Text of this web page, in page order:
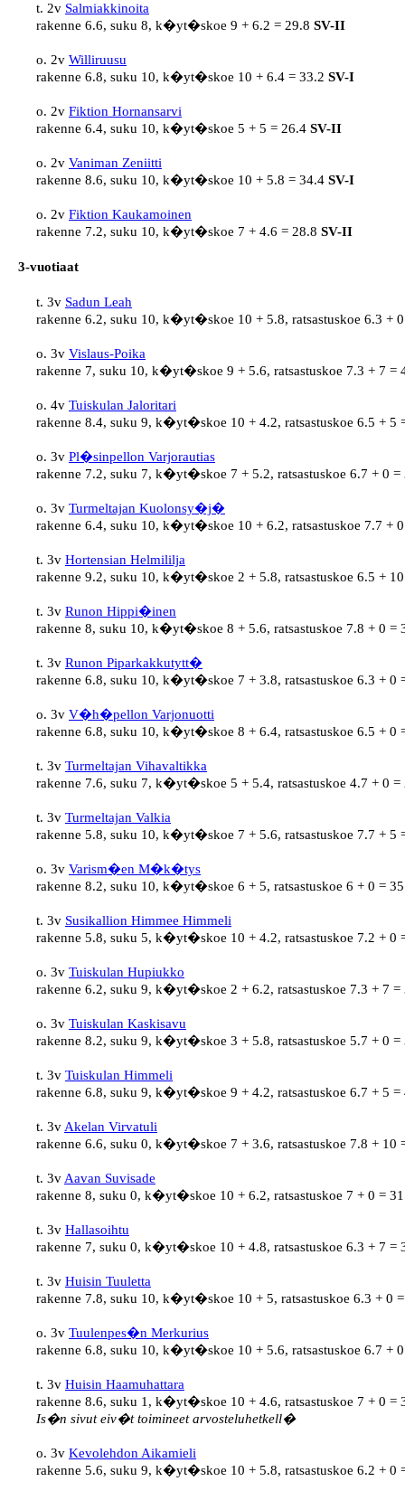
t. 2v Salmiakkinoita
rakenne 6.6, suku 8, k�yt�skoe 9 + 6.2 = 29.8 SV-II
o. 2v Williruusu
rakenne 6.8, suku 10, k�yt�skoe 10 + 6.4 = 33.2 SV-I
o. 2v Fiktion Hornansarvi
rakenne 6.4, suku 10, k�yt�skoe 5 + 5 = 26.4 SV-II
o. 2v Vaniman Zeniitti
rakenne 8.6, suku 10, k�yt�skoe 10 + 5.8 = 34.4 SV-I
o. 2v Fiktion Kaukamoinen
rakenne 7.2, suku 10, k�yt�skoe 7 + 4.6 = 28.8 SV-II
3-vuotiaat
t. 3v Sadun Leah
rakenne 6.2, suku 10, k�yt�skoe 10 + 5.8, ratsastuskoe 6.3 +
o. 3v Vislaus-Poika
rakenne 7, suku 10, k�yt�skoe 9 + 5.6, ratsastuskoe 7.3 + 7 =
o. 4v Tuiskulan Jaloritari
rakenne 8.4, suku 9, k�yt�skoe 10 + 4.2, ratsastuskoe 6.5 + 5
o. 3v Pl�sinpellon Varjorautias
rakenne 7.2, suku 7, k�yt�skoe 7 + 5.2, ratsastuskoe 6.7 + 0
o. 3v Turmeltajan Kuolonsy�j�
rakenne 6.4, suku 10, k�yt�skoe 10 + 6.2, ratsastuskoe 7.7 +
t. 3v Hortensian Helmililja
rakenne 9.2, suku 10, k�yt�skoe 2 + 5.8, ratsastuskoe 6.5 +
t. 3v Runon Hippi�inen
rakenne 8, suku 10, k�yt�skoe 8 + 5.6, ratsastuskoe 7.8 + 0 =
t. 3v Runon Piparkakkutytt�
rakenne 6.8, suku 10, k�yt�skoe 7 + 3.8, ratsastuskoe 6.3 + 0
o. 3v V�h�pellon Varjonuotti
rakenne 6.8, suku 10, k�yt�skoe 8 + 6.4, ratsastuskoe 6.5 + 0
t. 3v Turmeltajan Vihavaltikka
rakenne 7.6, suku 7, k�yt�skoe 5 + 5.4, ratsastuskoe 4.7 + 0
t. 3v Turmeltajan Valkia
rakenne 5.8, suku 10, k�yt�skoe 7 + 5.6, ratsastuskoe 7.7 + 5
o. 3v Varism�en M�k�tys
rakenne 8.2, suku 10, k�yt�skoe 6 + 5, ratsastuskoe 6 + 0 =
t. 3v Susikallion Himmee Himmeli
rakenne 5.8, suku 5, k�yt�skoe 10 + 4.2, ratsastuskoe 7.2 + 0
o. 3v Tuiskulan Hupiukko
rakenne 6.2, suku 9, k�yt�skoe 2 + 6.2, ratsastuskoe 7.3 + 7
o. 3v Tuiskulan Kaskisavu
rakenne 8.2, suku 9, k�yt�skoe 3 + 5.8, ratsastuskoe 5.7 + 0
t. 3v Tuiskulan Himmeli
rakenne 6.8, suku 9, k�yt�skoe 9 + 4.2, ratsastuskoe 6.7 + 5
t. 3v Akelan Virvatuli
rakenne 6.6, suku 0, k�yt�skoe 7 + 3.6, ratsastuskoe 7.8 + 10
t. 3v Aavan Suvisade
rakenne 8, suku 0, k�yt�skoe 10 + 6.2, ratsastuskoe 7 + 0 =
t. 3v Hallasoihtu
rakenne 7, suku 0, k�yt�skoe 10 + 4.8, ratsastuskoe 6.3 + 7 =
t. 3v Huisin Tuuletta
rakenne 7.8, suku 10, k�yt�skoe 10 + 5, ratsastuskoe 6.3 + 0
o. 3v Tuulenpes�n Merkurius
rakenne 6.8, suku 10, k�yt�skoe 10 + 5.6, ratsastuskoe 6.7 +
t. 3v Huisin Haamuhattara
rakenne 8.6, suku 1, k�yt�skoe 10 + 4.6, ratsastuskoe 7 + 0 =
Is�n sivut eiv�t toimineet arvosteluhetkell�
o. 3v Kevolehdon Aikamieli
rakenne 5.6, suku 9, k�yt�skoe 10 + 5.8, ratsastuskoe 6.2 + 0